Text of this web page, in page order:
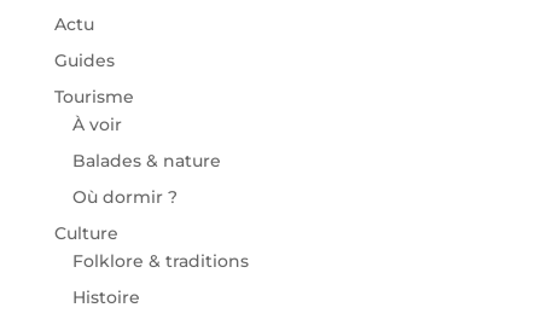
Actu
Guides
Tourisme
À voir
Balades & nature
Où dormir ?
Culture
Folklore & traditions
Histoire